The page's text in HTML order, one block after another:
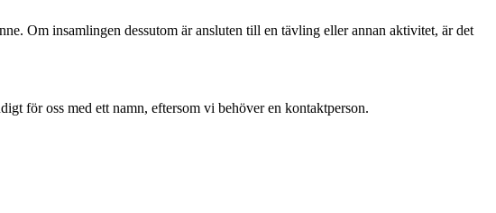
Om insamlingen dessutom är ansluten till en tävling eller annan aktivitet, är det
för oss med ett namn, eftersom vi behöver en kontaktperson.